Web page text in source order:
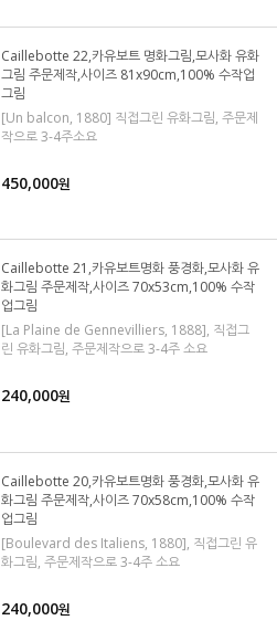
Caillebotte 22,카유보트 명화그림,모사화 유화
그림 주문제작,사이즈 81x90cm,100% 수작업
그림
[Un balcon, 1880] 직접그린 유화그림, 주문제
작으로 3-4주소요
450,000원
Caillebotte 21,카유보트명화 풍경화,모사화 유
화그림 주문제작,사이즈 70x53cm,100% 수작
업그림
[La Plaine de Gennevilliers, 1888], 직접그
린 유화그림, 주문제작으로 3-4주 소요
240,000원
Caillebotte 20,카유보트명화 풍경화,모사화 유
화그림 주문제작,사이즈 70x58cm,100% 수작
업그림
[Boulevard des Italiens, 1880], 직접그린 유
화그림, 주문제작으로 3-4주 소요
240,000원